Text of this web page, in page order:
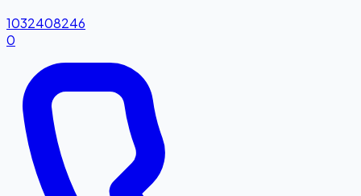
1032408246
0